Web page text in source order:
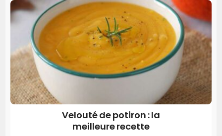
Velouté de potiron : la
meilleure recette